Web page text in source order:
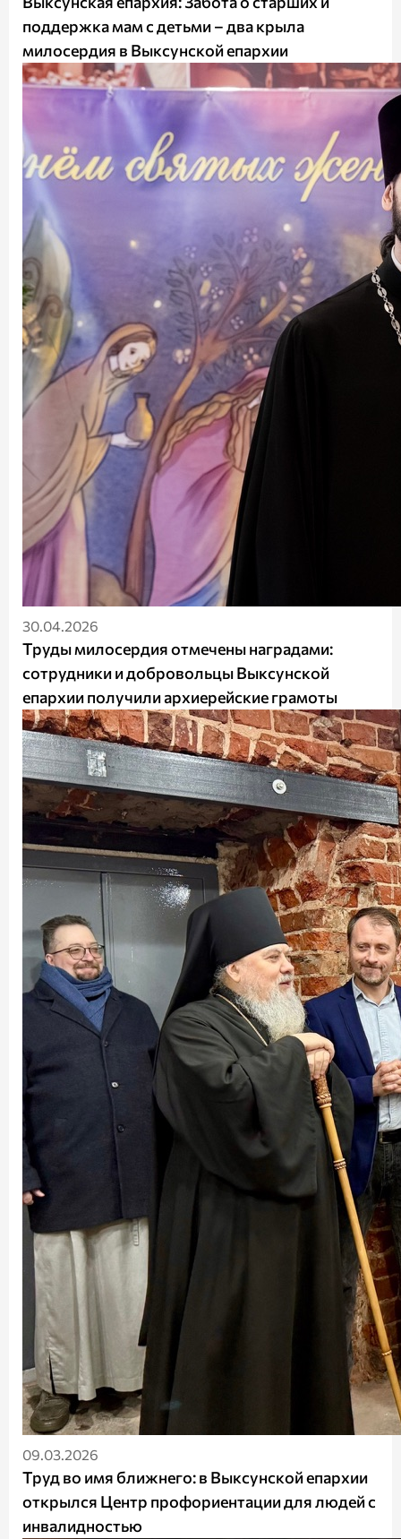
поддержка мам с детьми – два крыла
милосердия в Выксунской епархии
30.04.2026
Труды милосердия отмечены наградами:
сотрудники и добровольцы Выксунской
епархии получили архиерейские грамоты
09.03.2026
Труд во имя ближнего: в Выксунской епархии
открылся Центр профориентации для людей с
инвалидностью